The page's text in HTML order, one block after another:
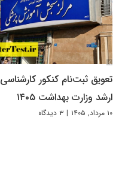
تعویق ثبت‌نام کنکور کارشناسی
ارشد وزارت بهداشت ۱۴۰۵
۱۰ مرداد, ۱۴۰۵ | ۳ دیدگاه